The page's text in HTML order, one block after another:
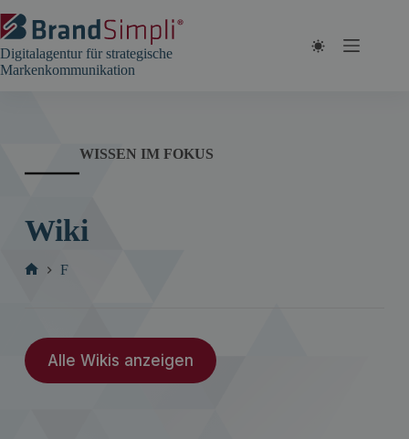
Inhalt
springen
Digitalagentur für strategische
Markenkommunikation
WISSEN IM FOKUS
Wiki
F
Alle Wikis anzeigen